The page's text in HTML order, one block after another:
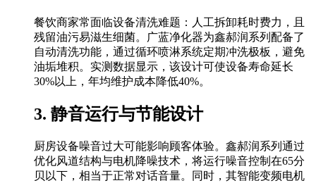
餐饮商家常面临设备清洗难题：人工拆卸耗时费力，且
残留油污易滋生细菌。广蓝净化器为鑫郝润系列配备了
自动清洗功能，通过循环喷淋系统定期冲洗极板，避免
油垢堆积。实测数据显示，该设计可使设备寿命延长
30%以上，年均维护成本降低40%。
3. 静音运行与节能设计
厨房设备噪音过大可能影响顾客体验。鑫郝润系列通过
优化风道结构与电机降噪技术，将运行噪音控制在65分
贝以下，相当于正常对话音量。同时，其智能变频电机